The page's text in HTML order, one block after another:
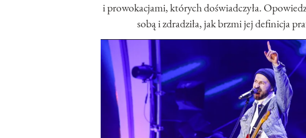
i prowokacjami, których doświadczyła.
sobą i zdradziła, jak brzmi jej definicja